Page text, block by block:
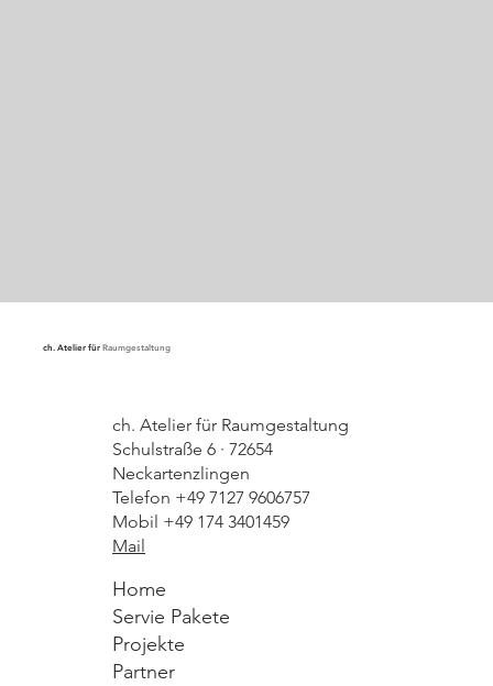
ch. Atelier für Raumgestaltung
Home
Servie Pakete
Projekte
Partner
ch. Atelier für Raumgestaltung
Schulstraße 6 · 72654
Neckartenzlingen
Telefon +49 7127 9606757
Mobil +49 174 3401459
Mail